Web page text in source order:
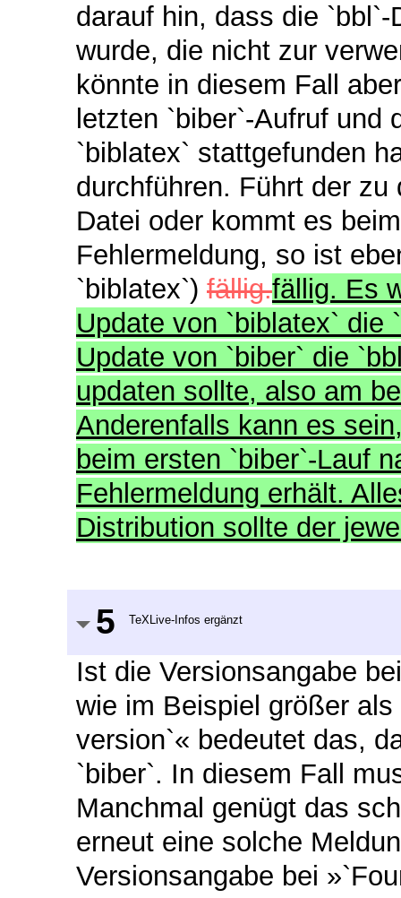
darauf hin, dass die
wurde, die nicht zur
könnte in diesem Fall
letzten `biber`-Aufruf und
`biblatex` stattgefunden
durchführen. Führt der zu
Datei oder kommt es
Fehlermeldung, so ist
`biblatex`) fällig.fällig. Es
Update von `biblatex` die
Update von `biber` die
updaten sollte, also am
Anderenfalls kann es
beim ersten `biber`-Lauf
Fehlermeldung erhält.
Distribution sollte der
5 TeXLive-Infos ergänzt
Ist die Versionsangabe
wie im Beispiel größer
version`« bedeutet das,
`biber`. In diesem Fall
Manchmal genügt das
erneut eine solche
Versionsangabe bei